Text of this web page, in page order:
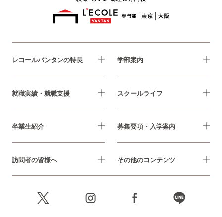
レコールバンタンの特長 学部案内
就職実績・就職支援 スクールライフ
卒業生紹介 募集要項・入学案内
訪問者の皆様へ その他のコンテンツ